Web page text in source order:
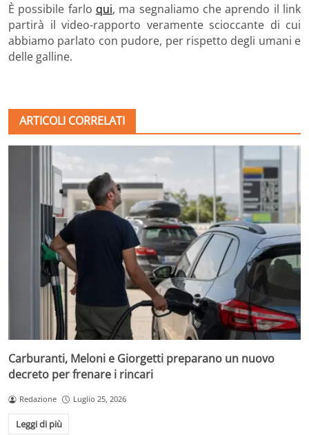
È possibile farlo qui, ma segnaliamo che aprendo il link
partirà il video-rapporto veramente scioccante di cui
abbiamo parlato con pudore, per rispetto degli umani e
delle galline.
ARTICOLI CORRELATI
Carburanti, Meloni e Giorgetti preparano un nuovo
decreto per frenare i rincari
Redazione Luglio 25, 2026
Leggi di più